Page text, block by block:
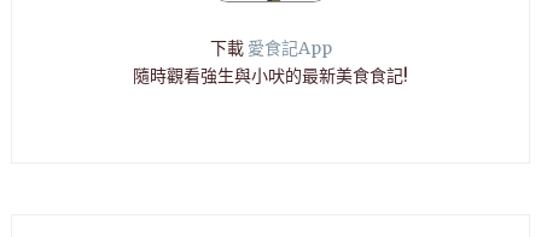
下載 愛食記App
隨時觀看強生與小吠的最新美食食記!